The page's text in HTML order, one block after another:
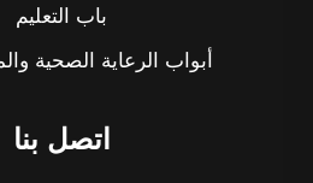
باب التعليم
أبواب الرعاية الصحية
اتصل بنا